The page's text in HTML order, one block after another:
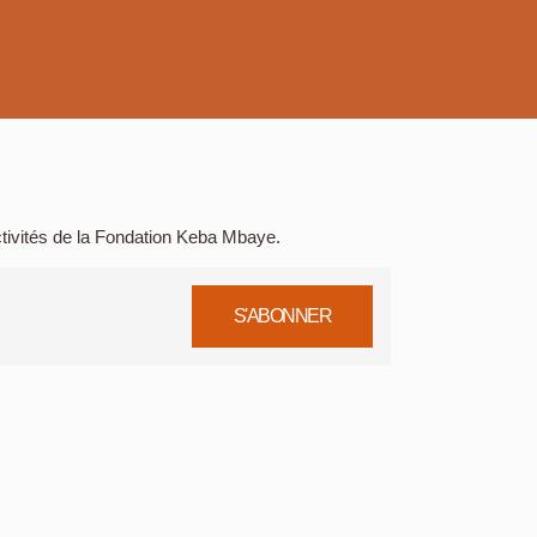
de la Fondation Keba Mbaye.
S'ABONNER